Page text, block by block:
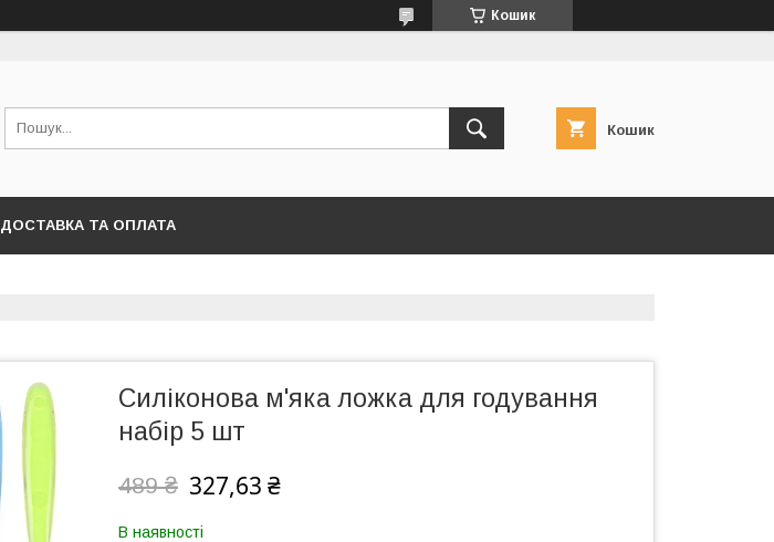
Кошик
Кошик
ДОСТАВКА ТА ОПЛАТА
Силіконова м'яка ложка для годування
набір 5 шт
489 ₴ 327,63 ₴
В наявності